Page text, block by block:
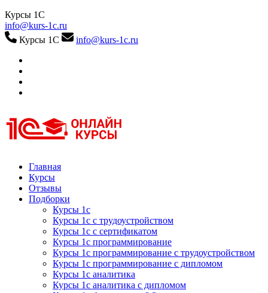
Курсы 1С
info@kurs-1c.ru
Курсы 1С
info@kurs-1c.ru
Курсы 1С
Курсы 1С официальная сертификация
Главная
Курсы
Отзывы
Подборки
Курсы 1с
Курсы 1с с трудоустройством
Курсы 1с с сертификатом
Курсы 1с программирование
Курсы 1с программирование с трудоустройством
Курсы 1с программирование с дипломом
Курсы 1с аналитика
Курсы 1с аналитика с дипломом